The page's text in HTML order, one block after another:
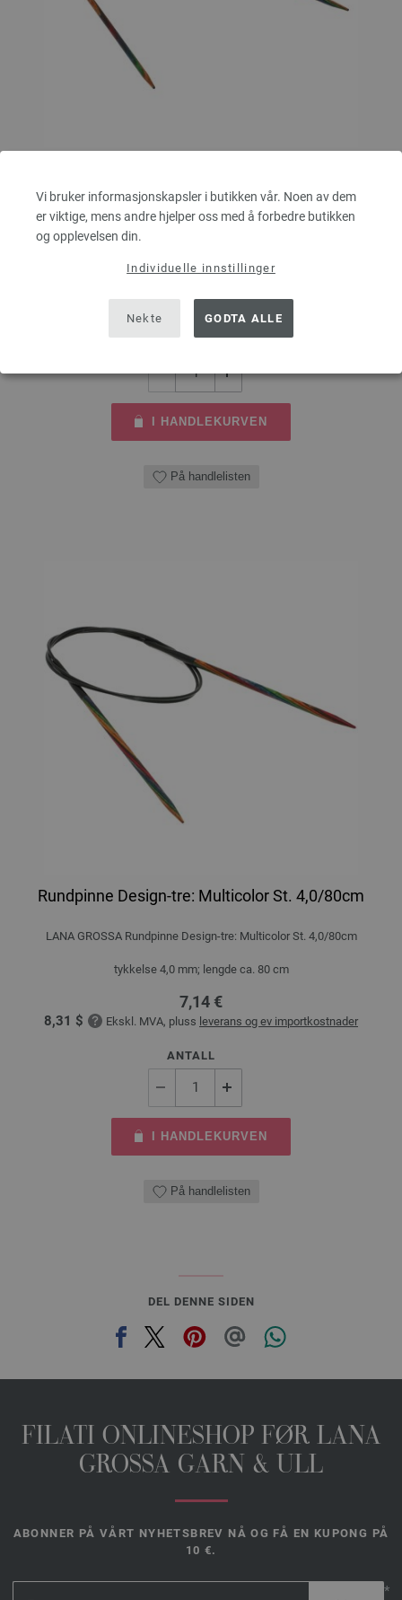
Vi bruker informasjonskapsler i butikken vår. Noen av dem
er viktige, mens andre hjelper oss med å forbedre butikken
og opplevelsen din.
Individuelle innstillinger
Nekte GODTA ALLE
LANA GROSSA Rundpinne Design-tre: Multicolor St. 3,0/80cm
ANTALL
I HANDLEKURVEN
På handlelisten
Rundpinne Design-tre: Multicolor St. 4,0/80cm
LANA GROSSA Rundpinne Design-tre: Multicolor St. 4,0/80cm
tykkelse 4,0 mm; lengde ca. 80 cm
7,14 €
8,31 $ Ekskl. MVA, pluss leverans og ev importkostnader
ANTALL
I HANDLEKURVEN
På handlelisten
DEL DENNE SIDEN
FILATI ONLINESHOP FØR LANA
GROSSA GARN & ULL
ABONNER PÅ VÅRT NYHETSBREV NÅ OG FÅ EN KUPONG PÅ
10 €.
*